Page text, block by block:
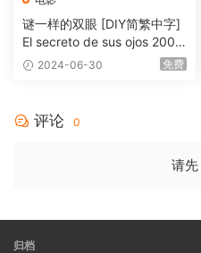
谜一样的双眼 [DIY简繁中字]
El secreto de sus ojos 2009
1080p Blu-ray AVC DTS-HD
2024-06-30 免费
评论 0
请先
归档